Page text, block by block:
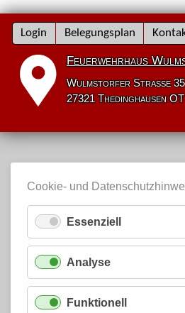
Navigation
überspringen
Login Belegungsplan
Feuerwehrhaus
Wulmstorfer Straße 35
27321 Thedinghausen
Cookie- und
Essenziell
Analyse
Funktionell